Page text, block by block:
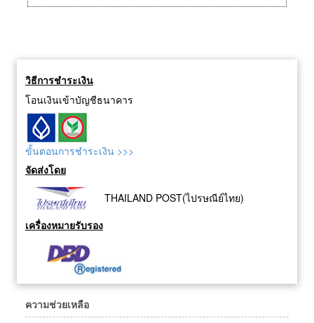
วิธีการชำระเงิน
โอนเงินเข้าบัญชีธนาคาร
ขั้นตอนการชำระเงิน >>>
จัดส่งโดย
THAILAND POST(ไปรษณีย์ไทย)
เครื่องหมายรับรอง
ความช่วยเหลือ